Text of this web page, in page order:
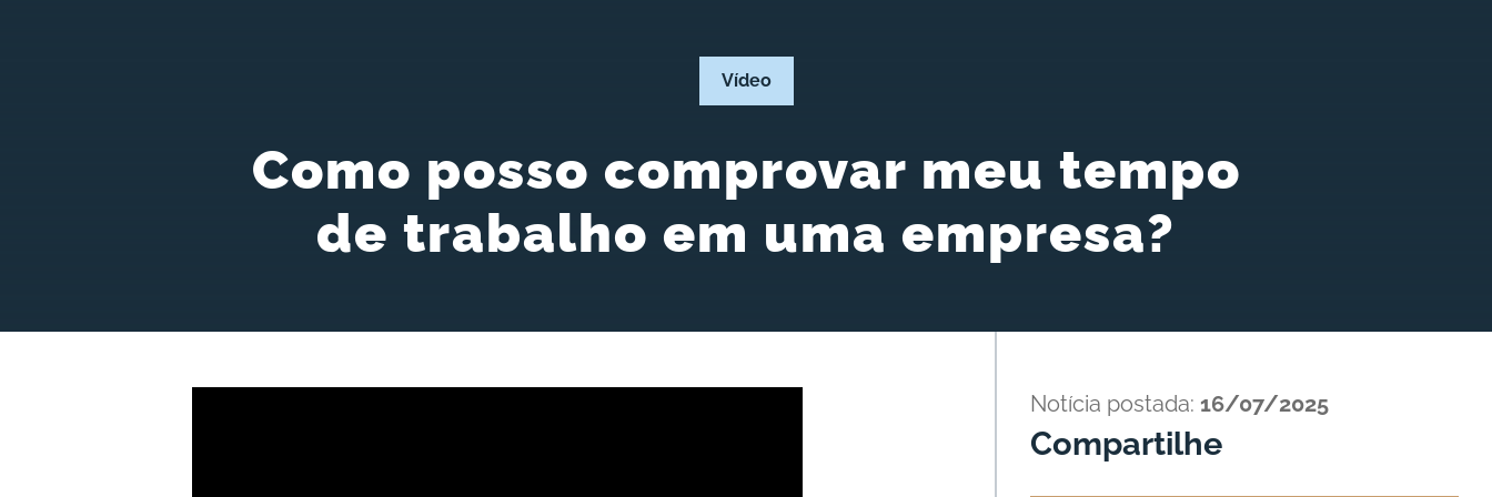
Vídeo
Como posso comprovar meu tempo
de trabalho em uma empresa?
Notícia postada: 16/07/2025
Compartilhe